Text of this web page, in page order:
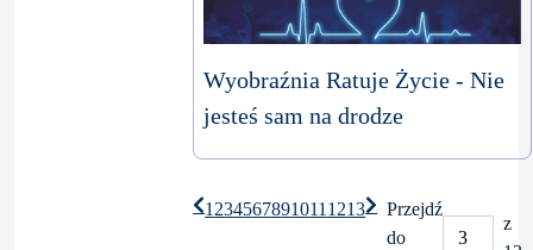
Wyobraźnia Ratuje Życie - Nie
jesteś sam na drodze
12345678910111213
Przejdź
do
z